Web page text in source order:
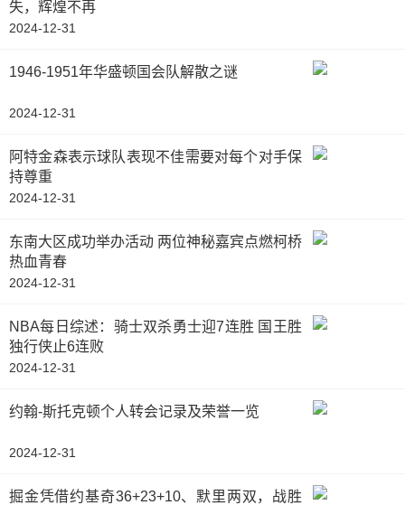
失，辉煌不再
2024-12-31
1946-1951年华盛顿国会队解散之谜
2024-12-31
阿特金森表示球队表现不佳需要对每个对手保
持尊重
2024-12-31
东南大区成功举办活动 两位神秘嘉宾点燃柯桥
热血青春
2024-12-31
NBA每日综述：骑士双杀勇士迎7连胜 国王胜
独行侠止6连败
2024-12-31
约翰-斯托克顿个人转会记录及荣誉一览
2024-12-31
掘金凭借约基奇36+23+10、默里两双，战胜